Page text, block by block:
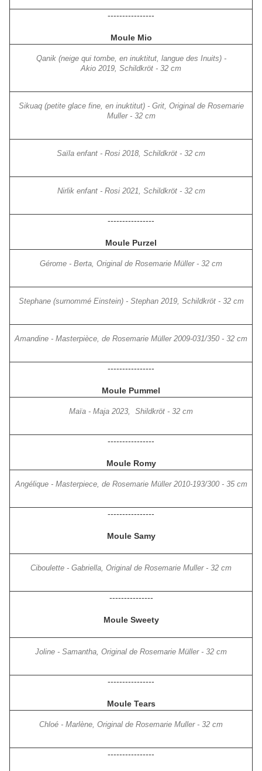
----------------
Moule Mio
Qanik (neige qui tombe, en inuktitut, langue des Inuits) -
Akio 2019, Schildkröt - 32 cm
Sikuaq (petite glace fine, en inuktitut) - Grit, Original de Rosemarie
Muller - 32 cm
Saïla enfant - Rosi 2018, Schildkröt - 32 cm
Nirlik enfant - Rosi 2021, Schildkröt - 32 cm
----------------
Moule Purzel
Gérome - Berta, Original de Rosemarie Müller - 32 cm
Stephane (surnommé Einstein) - Stephan 2019, Schildkröt - 32 cm
Amandine - Masterpièce, de Rosemarie Müller 2009-031/350 - 32 cm
----------------
Moule Pummel
Maïa - Maja 2023, Shildkröt - 32 cm
----------------
Moule Romy
Angélique - Masterpiece, de Rosemarie Müller 2010-193/300 - 35 cm
----------------
Moule Samy
Ciboulette - Gabriella, Original de Rosemarie Muller - 32 cm
---------------
Moule Sweety
Joline - Samantha, Original de Rosemarie Müller - 32 cm
----------------
Moule Tears
Chloé - Marlène, Original de Rosemarie Muller - 32 cm
----------------